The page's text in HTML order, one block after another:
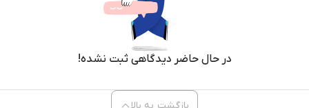
در حال حاضر دیدگاهی ثبت نشده!